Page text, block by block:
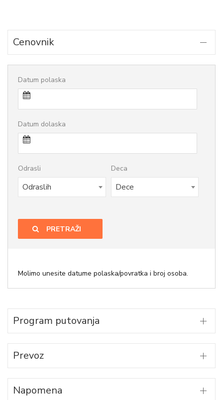
Cenovnik
Datum polaska
Datum dolaska
Odrasli
Odraslih
Deca
Dece
PRETRAŽI
Molimo unesite datume polaska/povratka i broj osoba.
Program putovanja
Prevoz
Napomena